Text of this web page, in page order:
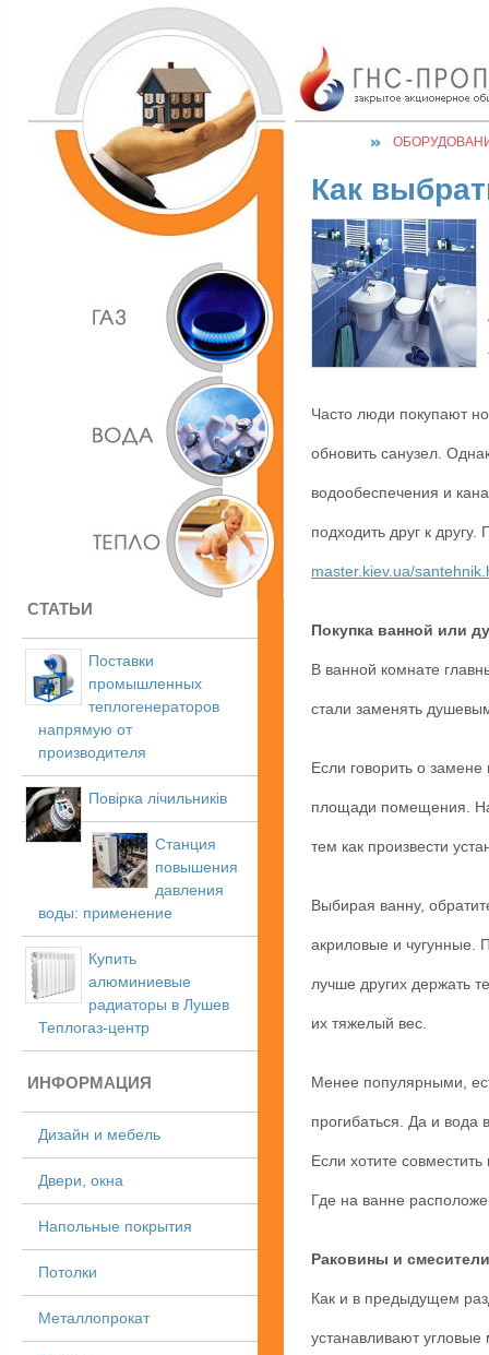
СТАТЬИ
Поставки
промышленных
теплогенераторов
напрямую от
производителя
Повірка лічильників
Станция
повышения
давления
воды: применение
Купить
алюминиевые
радиаторы в Лушев
Теплогаз-центр
ИНФОРМАЦИЯ
Дизайн и мебель
Двери, окна
Напольные покрытия
Потолки
Металлопрокат
Как
Часто люди покупают
обновить санузел.
водообеспечения и
подходить друг к
master.kiev.ua/
Покупка ванной или
В ванной комнате
стали заменять
Если говорить о
площади помещения. На
тем как произвести
Выбирая ванну,
акриловые и чугунные.
лучше других держать
их тяжелый вес.
Менее популярными,
прогибаться. Да и вода
Если хотите
Где на ванне
Раковины и смесители
Как и в предыдущем
устанавливают